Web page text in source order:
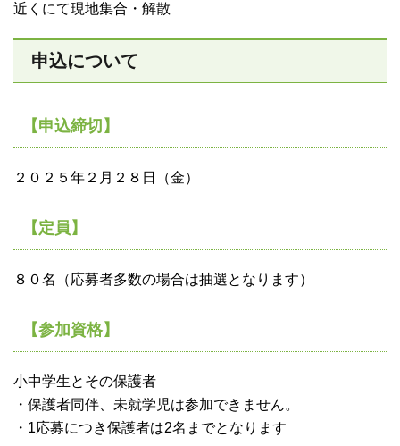
近くにて現地集合・解散
申込について
【申込締切】
２０２５年２月２８日（金）
【定員】
８０名（応募者多数の場合は抽選となります）
【参加資格】
小中学生とその保護者
・保護者同伴、未就学児は参加できません。
・1応募につき保護者は2名までとなります